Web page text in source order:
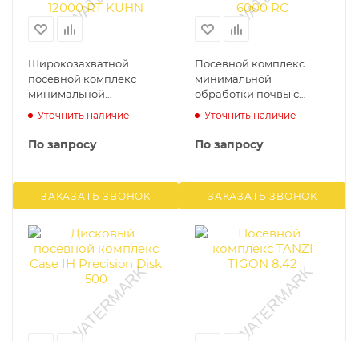
Широкозахватной
посевной комплекс
минимальной
обработки почвы с
ESPRO 12000 RT
Уточнить наличие
По запросу
ЗАКАЗАТЬ ЗВОНОК
Посевной комплекс
минимальной
обработки почвы с
внесением удобрений
Уточнить наличие
По запросу
ЗАКАЗАТЬ ЗВОНОК